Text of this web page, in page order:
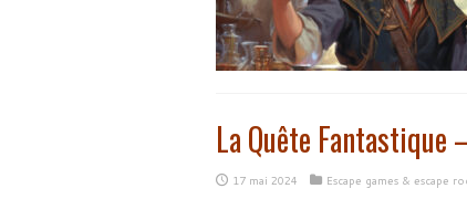
La Quête Fantastique
17 mai 2024 Escape games & escape